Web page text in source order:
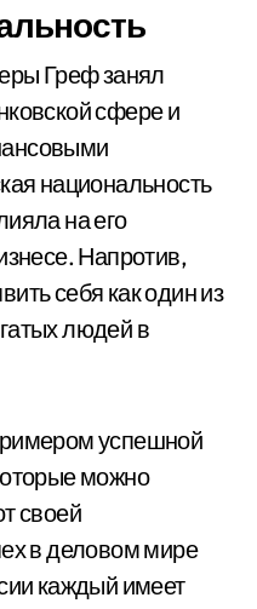
Греф занял
сфере и
национальность
на его
Напротив,
себя как один из
людей в
успешной
можно
своей
в деловом мире
каждый имеет